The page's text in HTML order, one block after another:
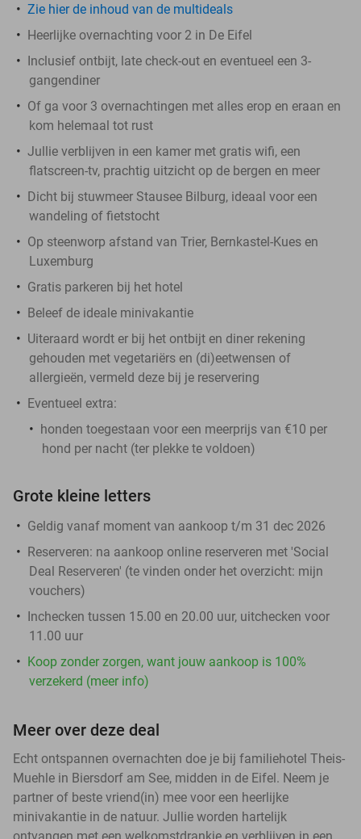
Zie hier de inhoud van de multideals
Heerlijke overnachting voor 2 in De Eifel
Inclusief ontbijt, late check-out en eventueel een 3-
gangendiner
Of ga voor 3 overnachtingen met alles erop en eraan en
kom helemaal tot rust
Jullie verblijven in een kamer met gratis wifi, een
flatscreen-tv, prachtig uitzicht op de bergen en meer
Dicht bij stuwmeer Stausee Bilburg, ideaal voor een
wandeling of fietstocht
Op steenworp afstand van Trier, Bernkastel-Kues en
Luxemburg
Gratis parkeren bij het hotel
Beleef de ideale minivakantie
Uiteraard wordt er bij het ontbijt en diner rekening
gehouden met vegetariërs en (di)eetwensen of
allergieën, vermeld deze bij je reservering
Eventueel extra:
honden toegestaan voor een meerprijs van €10 per
hond per nacht (ter plekke te voldoen)
Grote kleine letters
Geldig vanaf moment van aankoop t/m 31 dec 2026
Reserveren: na aankoop online reserveren met 'Social
Deal Reserveren' (te vinden onder het overzicht: mijn
vouchers)
Inchecken tussen 15.00 en 20.00 uur, uitchecken voor
11.00 uur
Koop zonder zorgen, want jouw aankoop is 100%
verzekerd (meer info)
Meer over deze deal
Echt ontspannen overnachten doe je bij familiehotel Theis-
Muehle in Biersdorf am See, midden in de Eifel. Neem je
partner of beste vriend(in) mee voor een heerlijke
minivakantie in de natuur. Jullie worden hartelijk